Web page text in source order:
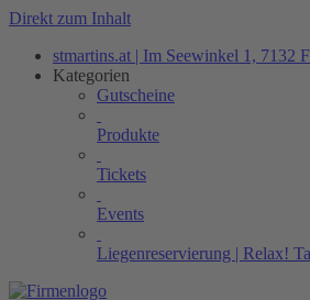
Direkt zum Inhalt
stmartins.at | Im Seewinkel 1, 7132
Kategorien
Gutscheine
Produkte
Tickets
Events
Liegenreservierung | Relax!